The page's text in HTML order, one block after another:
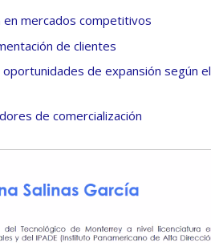
mercados competitivos
de clientes
de expansión según el
de comercialización